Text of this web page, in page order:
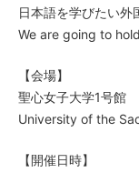
日本語を学びたい外
We are going to hold
【会場】
聖心女子大学1号館
University of the
【開催日時】